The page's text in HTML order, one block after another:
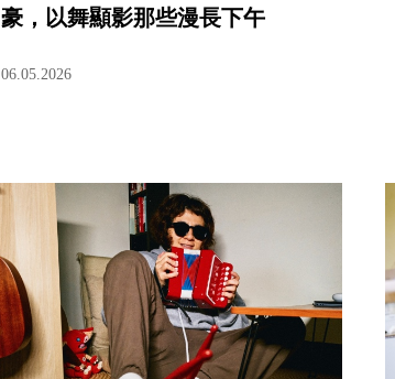
豪，以舞顯影那些漫長下午
06.05.2026